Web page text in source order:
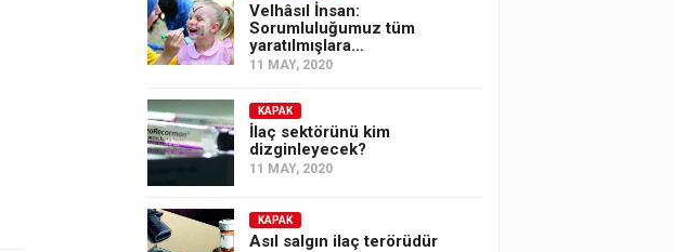
Velhâsıl İnsan:
Sorumluluğumuz tüm
yaratılmışlara…
11 MAY, 2020
KAPAK
İlaç sektörünü kim
dizginleyecek?
11 MAY, 2020
KAPAK
Asıl salgın ilaç terörüdür